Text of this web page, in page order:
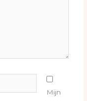
Mijn